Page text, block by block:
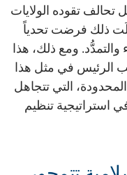
تقوده الولايات
تلَت ذلك فرضت تحدياً
والتمدُّد. ومع ذلك، هذا
الرئيس في مثل هذا
التي تتجاهل
استراتيجية تنظيم